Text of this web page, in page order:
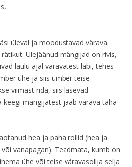
üleval ja moodustavad värava.
Ülejäänud mängijad on rivis,
laulu ajal väravatest läbi, tehes
ühe ja siis ümber teise
viimast rida, siis lasevad
keegi mängijatest jääb värava taha
hea ja paha rollid (hea ja
vanapagan). Teadmata, kumb on
ühe või teise väravasolija selja